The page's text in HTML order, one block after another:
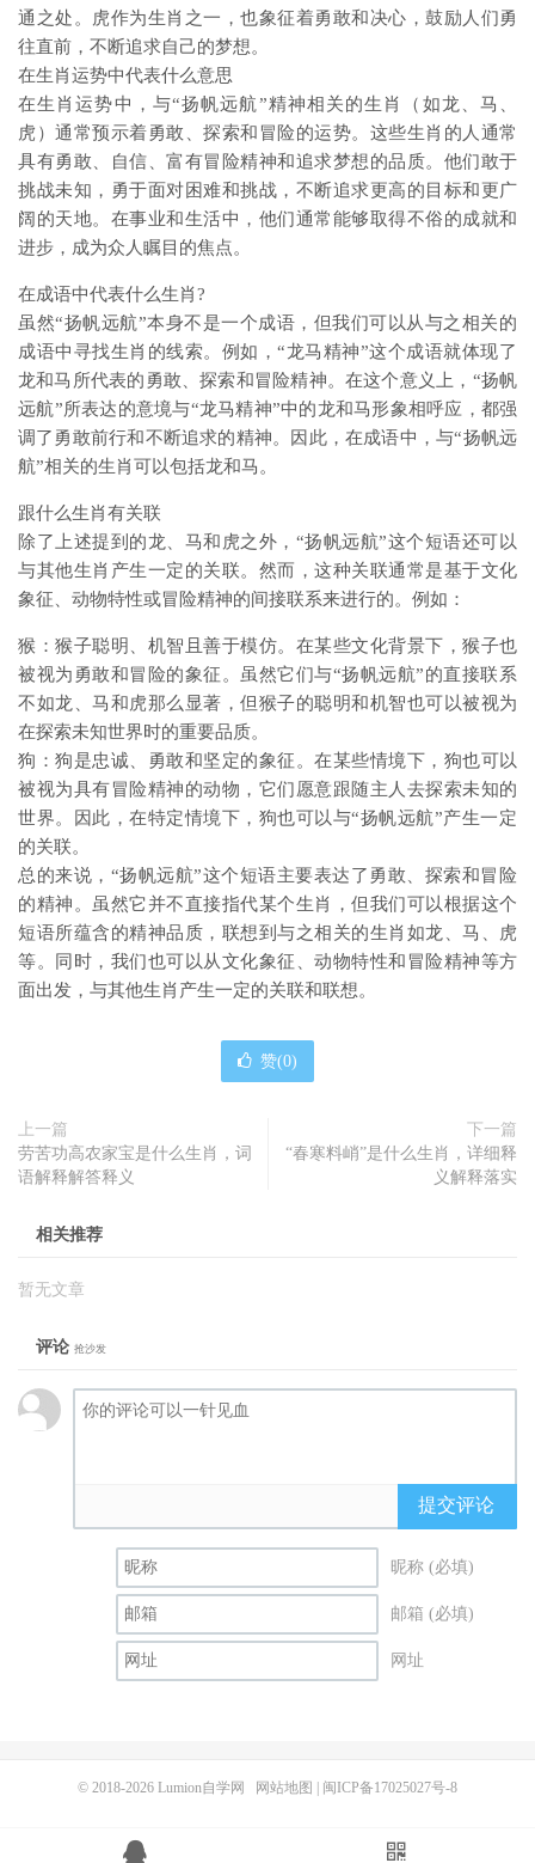
通之处。虎作为生肖之一，也象征着勇敢和决心，鼓励人们勇
往直前，不断追求自己的梦想。
在生肖运势中代表什么意思
在生肖运势中，与“扬帆远航”精神相关的生肖（如龙、马、
虎）通常预示着勇敢、探索和冒险的运势。这些生肖的人通常
具有勇敢、自信、富有冒险精神和追求梦想的品质。他们敢于
挑战未知，勇于面对困难和挑战，不断追求更高的目标和更广
阔的天地。在事业和生活中，他们通常能够取得不俗的成就和
进步，成为众人瞩目的焦点。
在成语中代表什么生肖?
虽然“扬帆远航”本身不是一个成语，但我们可以从与之相关的
成语中寻找生肖的线索。例如，“龙马精神”这个成语就体现了
龙和马所代表的勇敢、探索和冒险精神。在这个意义上，“扬帆
远航”所表达的意境与“龙马精神”中的龙和马形象相呼应，都强
调了勇敢前行和不断追求的精神。因此，在成语中，与“扬帆远
航”相关的生肖可以包括龙和马。
跟什么生肖有关联
除了上述提到的龙、马和虎之外，“扬帆远航”这个短语还可以
与其他生肖产生一定的关联。然而，这种关联通常是基于文化
象征、动物特性或冒险精神的间接联系来进行的。例如：
猴：猴子聪明、机智且善于模仿。在某些文化背景下，猴子也
被视为勇敢和冒险的象征。虽然它们与“扬帆远航”的直接联系
不如龙、马和虎那么显著，但猴子的聪明和机智也可以被视为
在探索未知世界时的重要品质。
狗：狗是忠诚、勇敢和坚定的象征。在某些情境下，狗也可以
被视为具有冒险精神的动物，它们愿意跟随主人去探索未知的
世界。因此，在特定情境下，狗也可以与“扬帆远航”产生一定
的关联。
总的来说，“扬帆远航”这个短语主要表达了勇敢、探索和冒险
的精神。虽然它并不直接指代某个生肖，但我们可以根据这个
短语所蕴含的精神品质，联想到与之相关的生肖如龙、马、虎
等。同时，我们也可以从文化象征、动物特性和冒险精神等方
面出发，与其他生肖产生一定的关联和联想。
赞(0)
上一篇
劳苦功高农家宝是什么生肖，词
语解释解答释义
下一篇
“春寒料峭”是什么生肖，详细释
义解释落实
相关推荐
暂无文章
评论 抢沙发
提交评论
昵称 (必填)
邮箱 (必填)
网址
© 2018-2026 Lumion自学网 网站地图 闽ICP备17025027号-8